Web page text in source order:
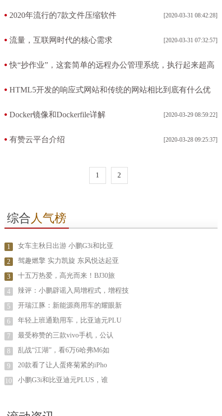
2020年流行的7款文件压缩软件 [2020-03-31 08:42:28]
流量，互联网时代的核心需求 [2020-03-31 07:32:57]
快“抄作业”，这套简单的远程办公管理系统，执行起来超高
[2020-03-31 07:00:53]
HTML5开发的响应式网站和传统的网站相比到底有什么优
[2020-03-30 09:11:39]
Docker镜像和Dockerfile详解 [2020-03-29 08:59:22]
有赞云平台介绍 [2020-03-28 09:25:37]
1 2
综合 人气榜
1 女车主秋日出游 小鹏G3i和比亚
2 驾趣燃擎 实力凯旋 东风悦达起亚
3 十五万热爱，高光而来！BJ30旅
4 辣评：小鹏辟谣入局增程式，增程技
5 开瑞江豚：​新能源商用车的耀眼新
6 年轻上班通勤用车，比亚迪元PLU
7 最受称赞的三款vivo手机，公认
8 乱战“江湖”，看6万6哈弗M6如
9 20款看了让人蛋疼菊紧的iPho
10 小鹏G3i和比亚迪元PLUS，谁